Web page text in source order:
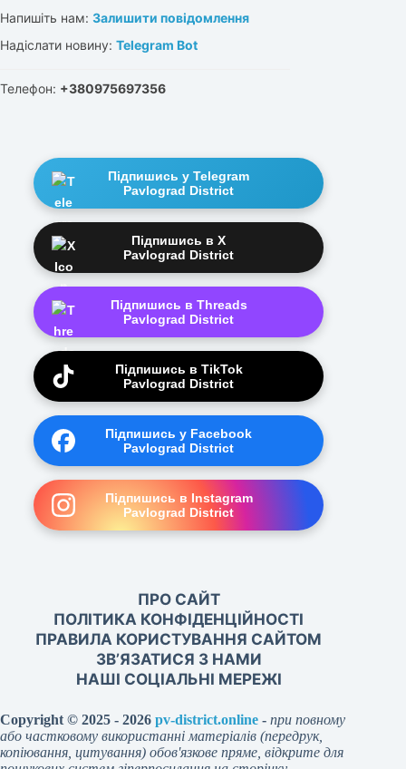
Напишіть нам: Залишити повідомлення
Надіслати новину: Telegram Bot
Телефон: +380975697356
Підпишись у Telegram
Pavlograd District
Підпишись в X
Pavlograd District
Підпишись в Threads
Pavlograd District
Підпишись в TikTok
Pavlograd District
Підпишись у Facebook
Pavlograd District
Підпишись в Instagram
Pavlograd District
ПРО САЙТ
ПОЛІТИКА КОНФІДЕНЦІЙНОСТІ
ПРАВИЛА КОРИСТУВАННЯ САЙТОМ
ЗВ’ЯЗАТИСЯ З НАМИ
НАШІ СОЦІАЛЬНІ МЕРЕЖІ
Copyright © 2025 - 2026 pv-district.online - при повному
або частковому використанні матеріалів (передрук,
копіювання, цитування) обов'язкове пряме, відкрите для